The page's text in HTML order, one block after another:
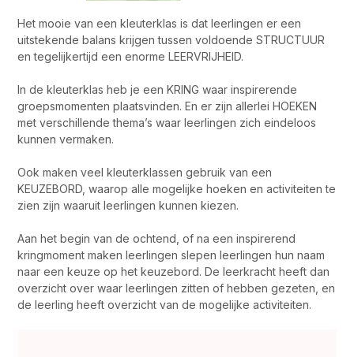
Het mooie van een kleuterklas is dat leerlingen er een
uitstekende balans krijgen tussen voldoende STRUCTUUR
en tegelijkertijd een enorme LEERVRIJHEID.
In de kleuterklas heb je een KRING waar inspirerende
groepsmomenten plaatsvinden. En er zijn allerlei HOEKEN
met verschillende thema’s waar leerlingen zich eindeloos
kunnen vermaken.
Ook maken veel kleuterklassen gebruik van een
KEUZEBORD, waarop alle mogelijke hoeken en activiteiten te
zien zijn waaruit leerlingen kunnen kiezen.
Aan het begin van de ochtend, of na een inspirerend
kringmoment maken leerlingen slepen leerlingen hun naam
naar een keuze op het keuzebord. De leerkracht heeft dan
overzicht over waar leerlingen zitten of hebben gezeten, en
de leerling heeft overzicht van de mogelijke activiteiten.